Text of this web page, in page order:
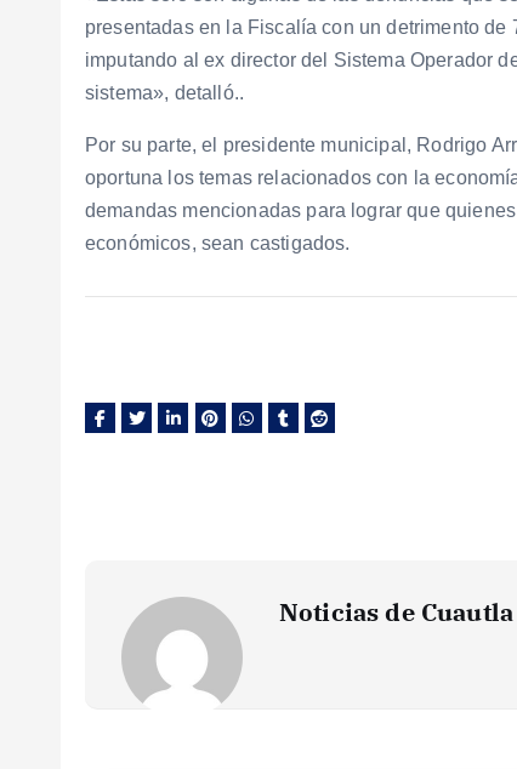
presentadas en la Fiscalía con un detrimento
imputando al ex director del Sistema Operador
sistema», detalló..
Por su parte, el presidente municipal, Rodrigo
oportuna los temas relacionados con la
demandas mencionadas para lograr que
económicos, sean castigados.
Noticias de Cuautla